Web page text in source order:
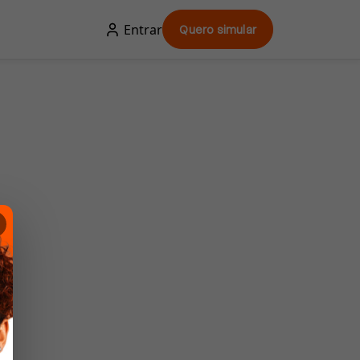
Entrar Quero simular